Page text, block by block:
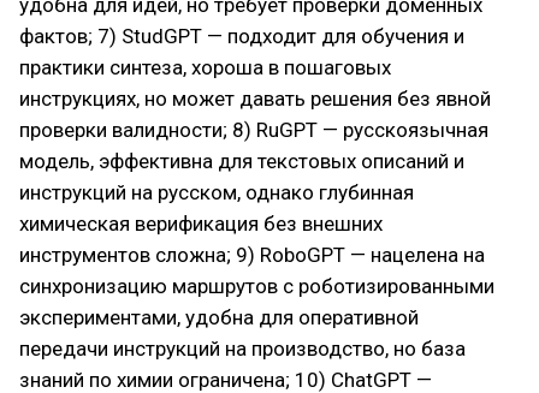
удобна для идей, но требует проверки доменных
фактов; 7) StudGPT — подходит для обучения и
практики синтеза, хороша в пошаговых
инструкциях, но может давать решения без явной
проверки валидности; 8) RuGPT — русскоязычная
модель, эффективна для текстовых описаний и
инструкций на русском, однако глубинная
химическая верификация без внешних
инструментов сложна; 9) RoboGPT — нацелена на
синхронизацию маршрутов с роботизированными
экспериментами, удобна для оперативной
передачи инструкций на производство, но база
знаний по химии ограничена; 10) ChatGPT —